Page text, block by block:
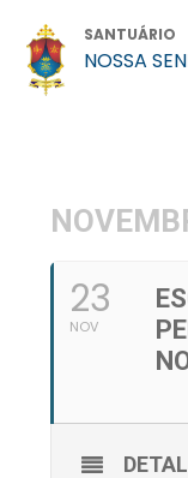
SANTUÁRIO
NOSSA
23
NOV